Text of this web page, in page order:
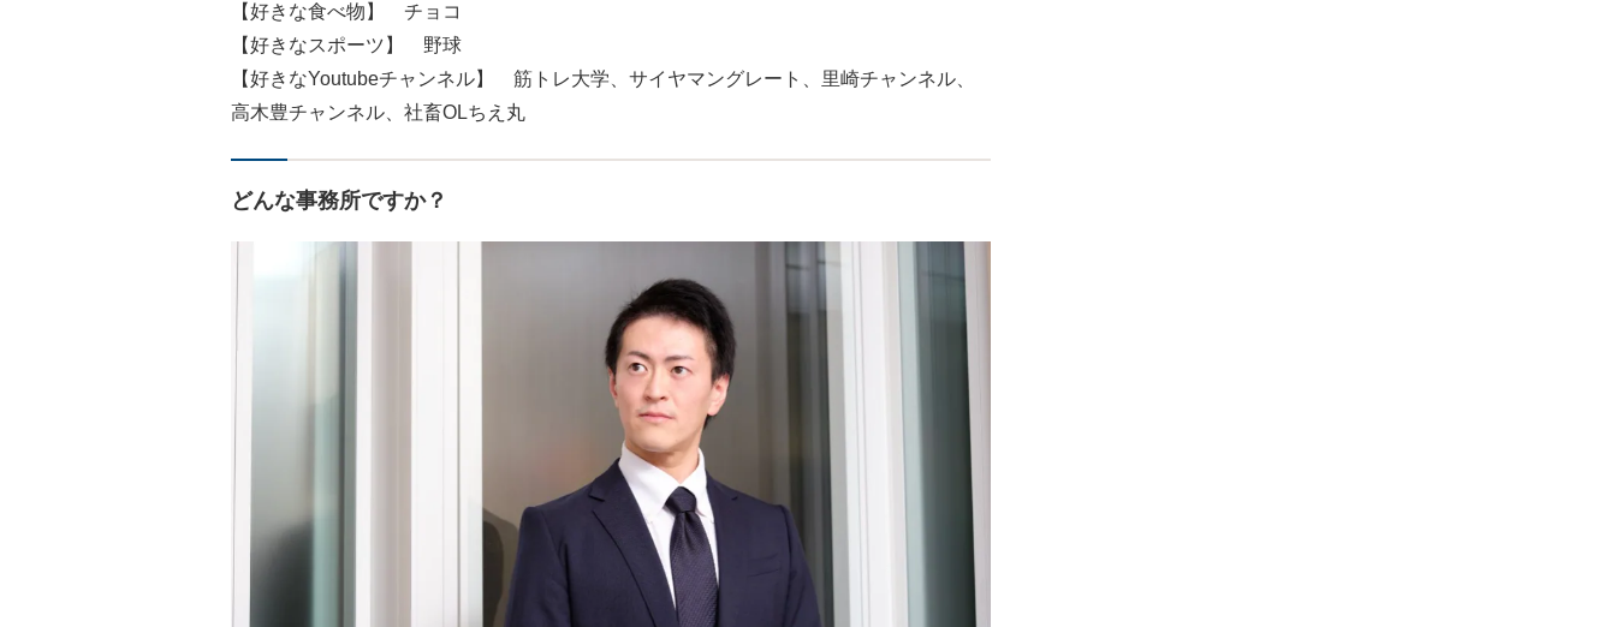
【好きな食べ物】 チョコ
【好きなスポーツ】 野球
【好きなYoutubeチャンネル】 筋トレ大学、サイヤマングレート、里崎チャンネル、
高木豊チャンネル、社畜OLちえ丸
どんな事務所ですか？